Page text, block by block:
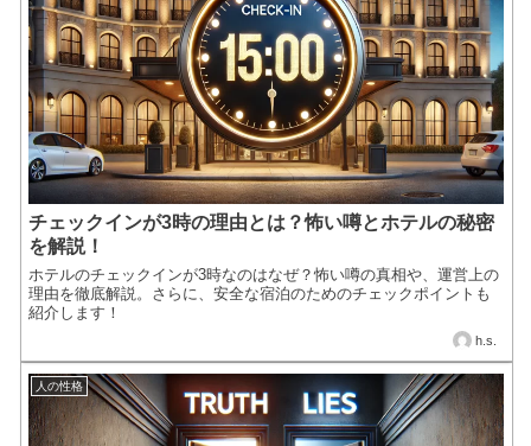
チェックインが3時の理由とは？怖い噂とホテルの秘密
を解説！
ホテルのチェックインが3時なのはなぜ？怖い噂の真相や、運営上の
理由を徹底解説。さらに、安全な宿泊のためのチェックポイントも
紹介します！
h.s.
人の性格